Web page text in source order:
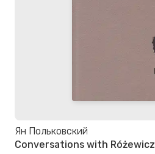
Ян Польковский
Conversations with Różewicz